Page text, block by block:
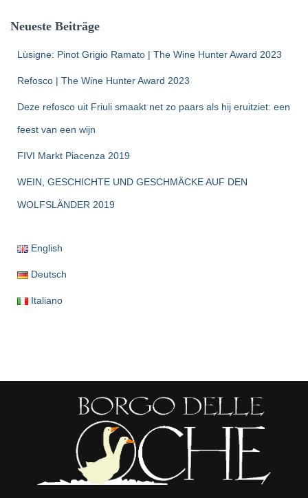
Neueste Beiträge
Lùsigne: Pinot Grigio Ramato | The Wine Hunter Award 2023
Refosco | The Wine Hunter Award 2023
Deze refosco uit Friuli smaakt net zo paars als hij eruitziet: een
feest van een wijn
FIVI Markt Piacenza 2019
WEIN, GESCHICHTE UND GESCHMÄCKE AUF DEN
WOLFSLÄNDER 2019
English
Deutsch
Italiano